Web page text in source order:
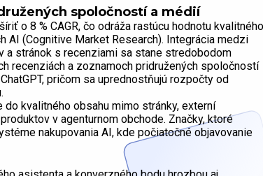
spoločností a médií
o 8 % CAGR, čo odráža rastúcu hodnotu kvalitného
AI (Cognitive Market Research). Integrácia medzi
a stránok s recenziami sa stane stredobodom
recenziách a zoznamoch pridružených spoločností
pričom sa uprednostňujú rozpočty od
kvalitného obsahu mimo stránky, externí
v agenturnom obchode. Značky, ktoré
nakupovania AI, kde počiatočné objavovanie